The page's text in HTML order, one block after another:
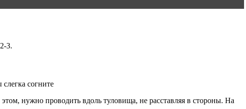
3.
согните
нужно проводить вдоль туловища, не расставляя в стороны. На